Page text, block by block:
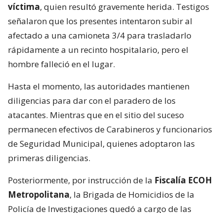
víctima, quien resultó gravemente herida. Testigos
señalaron que los presentes intentaron subir al
afectado a una camioneta 3/4 para trasladarlo
rápidamente a un recinto hospitalario, pero el
hombre falleció en el lugar.
Hasta el momento, las autoridades mantienen
diligencias para dar con el paradero de los
atacantes. Mientras que en el sitio del suceso
permanecen efectivos de Carabineros y funcionarios
de Seguridad Municipal, quienes adoptaron las
primeras diligencias.
Posteriormente, por instrucción de la Fiscalía ECOH
Metropolitana, la Brigada de Homicidios de la
Policía de Investigaciones quedó a cargo de las